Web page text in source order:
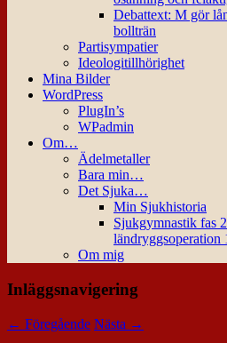
Debattext: M gör
bollträn
Partisympatier
Ideologitillhörighet
Mina Bilder
WordPress
PlugIn’s
WPadmin
Om…
Ädelmetaller
Bara min…
Det Sjuka…
Min Sjukhistoria
Sjukgymnastik fas
ländryggsoperation
Om mig
Inläggsnavigering
← Föregående Nästa →